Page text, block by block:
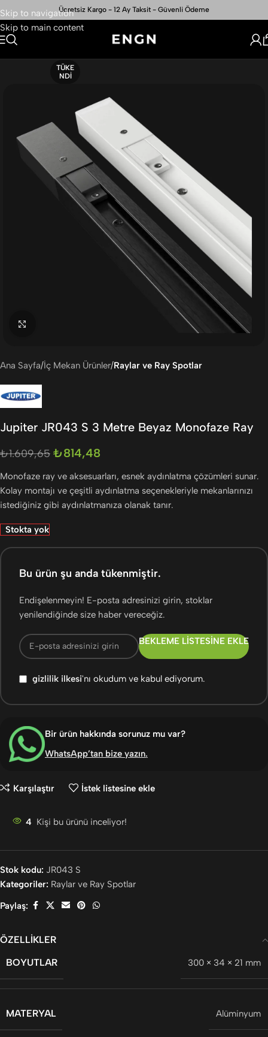
Skip to navigation
Skip to main content
Ücretsiz Kargo - 12 Ay Taksit - Güvenli Ödeme
TÜKE
NDI
Ana Sayfa İç Mekan Ürünler Raylar ve Ray Spotlar
Jupiter JR043 S 3 Metre Beyaz Monofaze Ray
₺1.609,65 ₺814,48
Monofaze ray ve aksesuarları, esnek aydınlatma çözümleri sunar.
Kolay montajı ve çeşitli aydınlatma seçenekleriyle mekanlarınızı
istediğiniz gibi aydınlatmanıza olanak tanır.
Stokta yok
Bu ürün şu anda tükenmiştir.
Endişelenmeyin! E-posta adresinizi girin, stoklar
yenilendiğinde size haber vereceğiz.
BEKLEME LISTESINE EKLE
gizlilik ilkesi'nı okudum ve kabul ediyorum.
Bir ürün hakkında sorunuz mu var?
WhatsApp’tan bize yazın.
Karşılaştır İstek listesine ekle
4 Kişi bu ürünü inceliyor!
Stok kodu: JR043 S
Kategoriler: Raylar ve Ray Spotlar
Paylaş:
ÖZELLIKLER
BOYUTLAR
300 × 34 × 21 mm
MATERYAL Alüminyum